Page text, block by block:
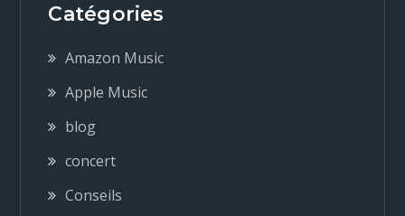
g
a
t
Catégories
Amazon Music
Apple Music
blog
concert
Conseils